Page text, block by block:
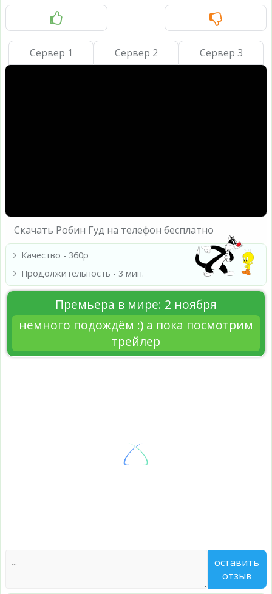
Сервер 1 Сервер 2 Сервер 3
Скачать Робин Гуд на телефон бесплатно
Качество - 360p
Продолжительность - 3 мин.
Премьера в мире: 2 ноября
немного подождём :) а пока посмотрим
трейлер
оставить
отзыв